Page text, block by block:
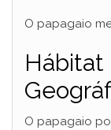
O papagaio
Hábitat
O papagaio